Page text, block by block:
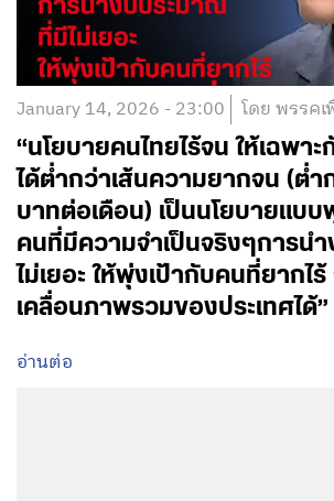
January 14, 2026 - 23:00 โดย พรรคเ
“นโยบายคนไทยไร้จน ให้เฉพา
ได้ต่ำกว่าเส้นความยากจน (ต่ำ
บาทต่อเดือน) เป็นนโยบายแบบ
คนที่มีความจำเป็นจริงๆการน
ไม่เยอะ ให้พุ่งเป้ากับคนที่ยากไ
เคลื่อนภาพรวมของประเทศได้”
อ่านต่อ